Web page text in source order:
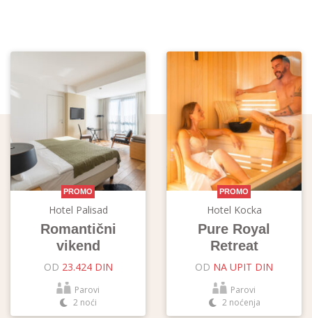
PROMO
Hotel Palisad
Romantični
vikend
OD 23.424 DIN
Parovi
2 noći
PROMO
Hotel Kocka
Pure Royal
Retreat
OD NA UPIT DIN
Parovi
2 noćenja